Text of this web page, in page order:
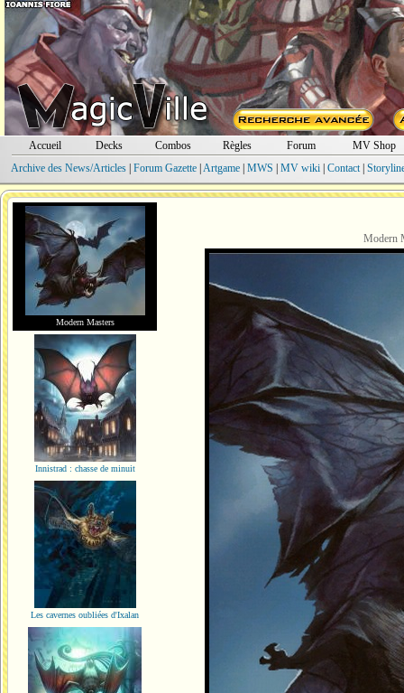
Accueil Decks Combos Règles Forum
MV Shop
Archive des News/Articles| Forum Gazette| Artgame| MWS MV wiki| Contact|
Modern Masters
Innistrad : chasse de minuit
Les cavernes oubliées d'Ixalan
Modern